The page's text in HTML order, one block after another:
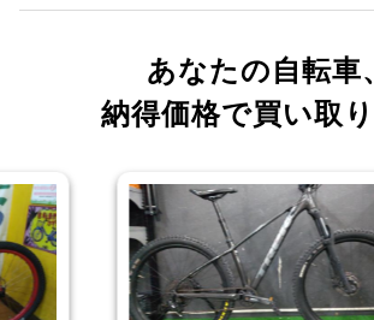
あなたの自転車
納得価格で買い取